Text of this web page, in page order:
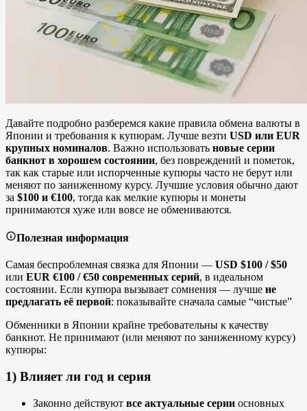
Давайте подробно разберемся какие правила обмена валюты в
Японии и требования к купюрам. Лучше везти USD или EUR
крупных номиналов. Важно использовать новые серии
банкнот в хорошем состоянии, без повреждений и пометок,
так как старые или испорченные купюры часто не берут или
меняют по заниженному курсу. Лучшие условия обычно дают
за $100 и €100, тогда как мелкие купюры и монеты
принимаются хуже или вовсе не обмениваются.
Полезная информация
Самая беспроблемная связка для Японии — USD $100 / $50
или EUR €100 / €50 современных серий, в идеальном
состоянии. Если купюра вызывает сомнения — лучше не
предлагать её первой: показывайте сначала самые “чистые”
Обменники в Японии крайне требовательны к качеству
банкнот. Не принимают (или меняют по заниженному курсу)
купюры:
1) Влияет ли год и серия
Законно действуют все актуальные серии основных